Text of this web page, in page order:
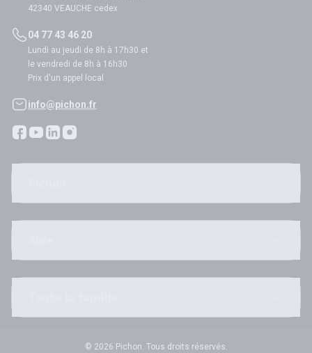
42340 VEAUCHE cedex
04 77 43 46 20
Lundi au jeudi de 8h à 17h30 et
le vendredi de 8h à 16h30
Prix d'un appel local
info@pichon.fr
© 2026 Pichon. Tous droits réservés.